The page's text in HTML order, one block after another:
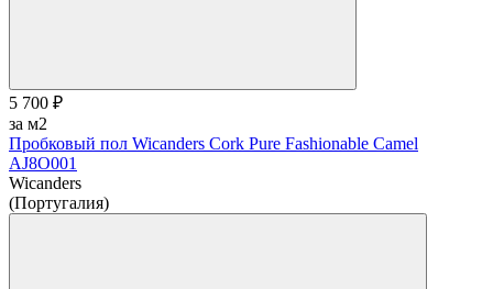
5 700 ₽
за м2
Пробковый пол Wicanders Cork Pure Fashionable Camel
AJ8O001
Wicanders
(Португалия)